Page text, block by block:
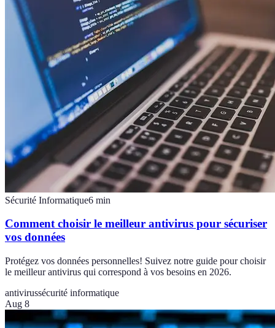
Sécurité Informatique6 min
Comment choisir le meilleur antivirus pour sécuriser
vos données
Protégez vos données personnelles! Suivez notre guide pour choisir
le meilleur antivirus qui correspond à vos besoins en 2026.
antivirussécurité informatique
Aug 8